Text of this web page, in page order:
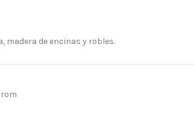
madera de encinas y robles.